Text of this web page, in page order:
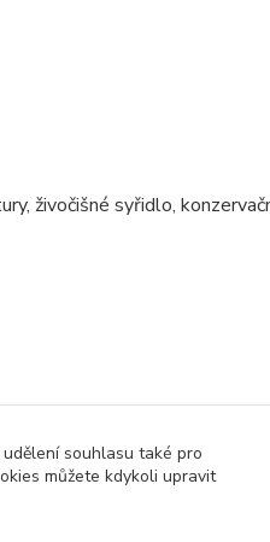
živočišné syřidlo,
souhlasu také pro
můžete kdykoli upravit